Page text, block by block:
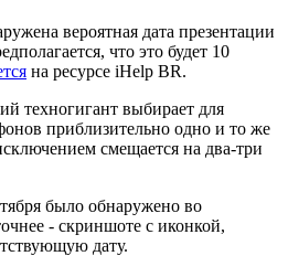
вероятная дата презентации
что это будет 10
на ресурсе iHelp BR.
техногигант выбирает для
приблизительно одно и то же
смещается на два-три
было обнаружено во
- скриншоте с иконкой,
дату.